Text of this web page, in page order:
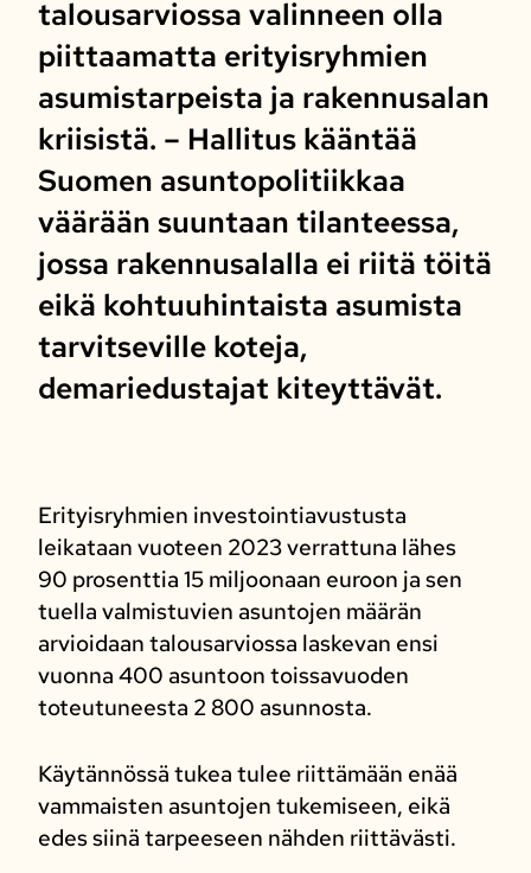
talousarviossa valinneen olla
piittaamatta erityisryhmien
asumistarpeista ja rakennusalan
kriisistä. – Hallitus kääntää
Suomen asuntopolitiikkaa
väärään suuntaan tilanteessa,
jossa rakennusalalla ei riitä töitä
eikä kohtuuhintaista asumista
tarvitseville koteja,
demariedustajat kiteyttävät.
Erityisryhmien investointiavustusta
leikataan vuoteen 2023 verrattuna lähes
90 prosenttia 15 miljoonaan euroon ja sen
tuella valmistuvien asuntojen määrän
arvioidaan talousarviossa laskevan ensi
vuonna 400 asuntoon toissavuoden
toteutuneesta 2 800 asunnosta.
Käytännössä tukea tulee riittämään enää
vammaisten asuntojen tukemiseen, eikä
edes siinä tarpeeseen nähden riittävästi.